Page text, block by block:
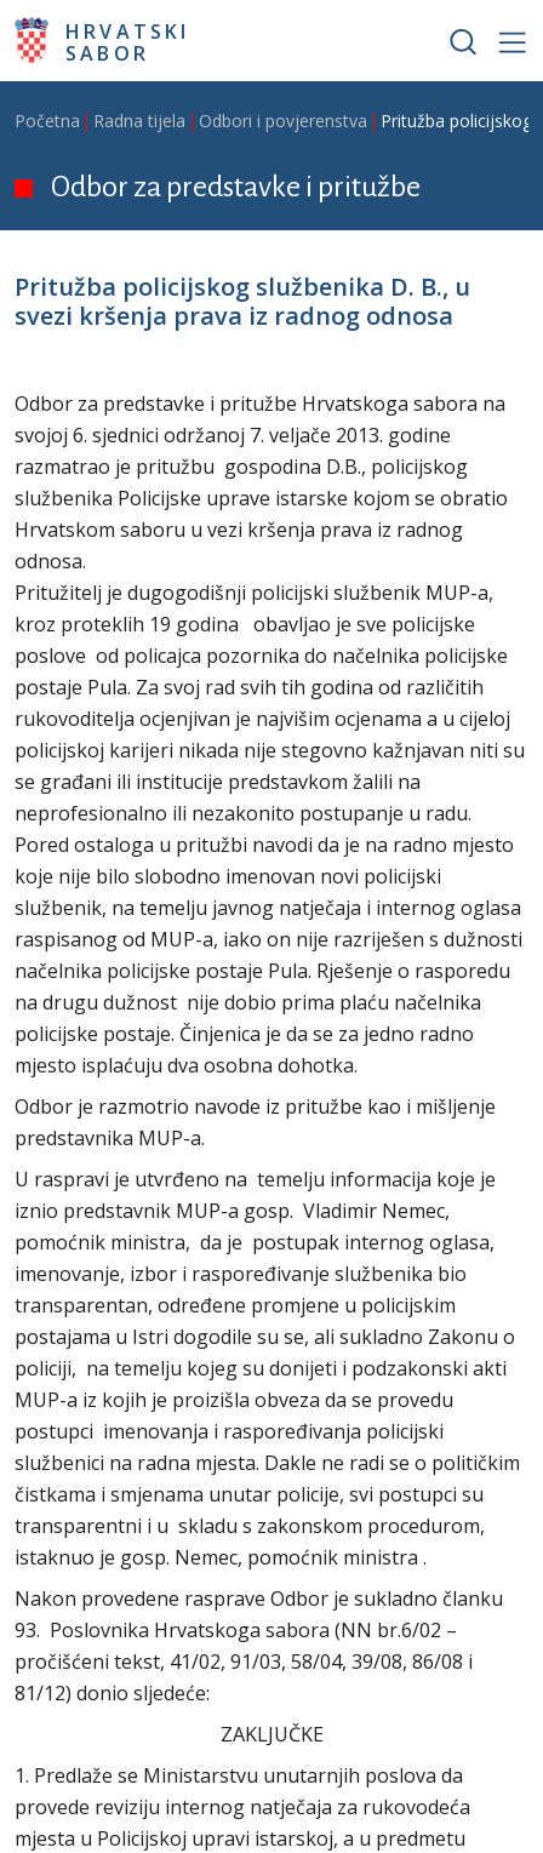
Skoči na glavni sadržaj
HRVATSKI
SABOR
Breadcrumb
Početna Radna tijela Odbori i povjerenstva Pritužba policijskog
Odbor za predstavke i pritužbe
Pritužba policijskog službenika D. B., u
svezi kršenja prava iz radnog odnosa
Odbor za predstavke i pritužbe Hrvatskoga sabora na
svojoj 6. sjednici održanoj 7. veljače 2013. godine
razmatrao je pritužbu gospodina D.B., policijskog
službenika Policijske uprave istarske kojom se obratio
Hrvatskom saboru u vezi kršenja prava iz radnog
odnosa.
Pritužitelj je dugogodišnji policijski službenik MUP-a,
kroz proteklih 19 godina obavljao je sve policijske
poslove od policajca pozornika do načelnika policijske
postaje Pula. Za svoj rad svih tih godina od različitih
rukovoditelja ocjenjivan je najvišim ocjenama a u cijeloj
policijskoj karijeri nikada nije stegovno kažnjavan niti su
se građani ili institucije predstavkom žalili na
neprofesionalno ili nezakonito postupanje u radu.
Pored ostaloga u pritužbi navodi da je na radno mjesto
koje nije bilo slobodno imenovan novi policijski
službenik, na temelju javnog natječaja i internog oglasa
raspisanog od MUP-a, iako on nije razriješen s dužnosti
načelnika policijske postaje Pula. Rješenje o rasporedu
na drugu dužnost nije dobio prima plaću načelnika
policijske postaje. Činjenica je da se za jedno radno
mjesto isplaćuju dva osobna dohotka.
Odbor je razmotrio navode iz pritužbe kao i mišljenje
predstavnika MUP-a.
U raspravi je utvrđeno na temelju informacija koje je
iznio predstavnik MUP-a gosp. Vladimir Nemec,
pomoćnik ministra, da je postupak internog oglasa,
imenovanje, izbor i raspoređivanje službenika bio
transparentan, određene promjene u policijskim
postajama u Istri dogodile su se, ali sukladno Zakonu o
policiji, na temelju kojeg su donijeti i podzakonski akti
MUP-a iz kojih je proizišla obveza da se provedu
postupci imenovanja i raspoređivanja policijski
službenici na radna mjesta. Dakle ne radi se o političkim
čistkama i smjenama unutar policije, svi postupci su
transparentni i u skladu s zakonskom procedurom,
istaknuo je gosp. Nemec, pomoćnik ministra .
Nakon provedene rasprave Odbor je sukladno članku
93. Poslovnika Hrvatskoga sabora (NN br.6/02 –
pročišćeni tekst, 41/02, 91/03, 58/04, 39/08, 86/08 i
81/12) donio sljedeće:
ZAKLJUČKE
1. Predlaže se Ministarstvu unutarnjih poslova da
provede reviziju internog natječaja za rukovodeća
mjesta u Policijskoj upravi istarskoj, a u predmetu